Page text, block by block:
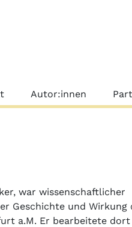
Autor:innen
war wissenschaftlicher
Geschichte und Wirkung
a.M. Er bearbeitete dort